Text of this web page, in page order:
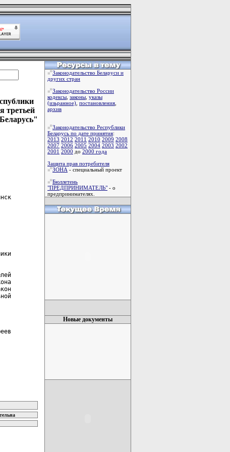
третьей
Законодательство Беларуси и
других стран
Законодательство России
кодексы законы указы
(изьранное) постановления
архив
Законодательство Республики
Беларусь по дате принятия:
2013 2012 2011 2010 2009 2008
2007 2006 2005 2004 2003 2002
2001 2000 до 2000 года
Защита прав потребителя
ЗОНА - специальный проект
Бюллетень
"ПРЕДПРИНИМАТЕЛЬ" - о
предпринимателях.
Новые документы